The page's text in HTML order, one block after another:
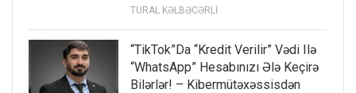
TURAL KƏLBƏCƏRLİ
“TikTok”da “kredit Verilir” Vədi Ilə
“WhatsApp” Hesabınızı Ələ Keçirə
Bilərlər! – Kibermütəxəssisdən